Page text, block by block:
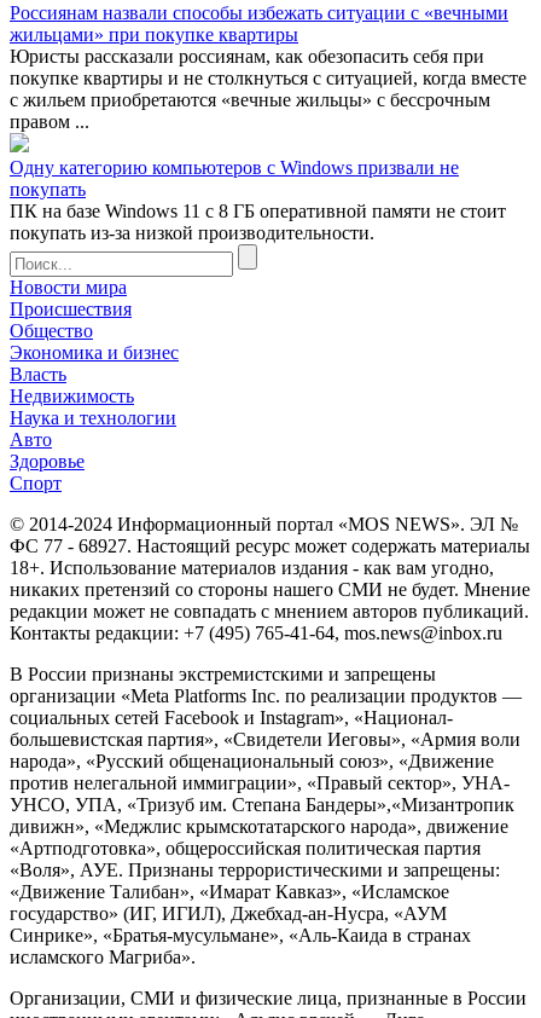
Россиянам назвали способы избежать ситуации с «вечными
жильцами» при покупке квартиры
Юристы рассказали россиянам, как обезопасить себя при
покупке квартиры и не столкнуться с ситуацией, когда вместе
с жильем приобретаются «вечные жильцы» с бессрочным
правом ...
Одну категорию компьютеров с Windows призвали не
покупать
ПК на базе Windows 11 с 8 ГБ оперативной памяти не стоит
покупать из-за низкой производительности.
Новости мира
Происшествия
Общество
Экономика и бизнес
Власть
Недвижимость
Наука и технологии
Авто
Здоровье
Спорт
© 2014-2024 Информационный портал «MOS NEWS». ЭЛ №
ФС 77 - 68927. Настоящий ресурс может содержать материалы
18+. Использование материалов издания - как вам угодно,
никаких претензий со стороны нашего СМИ не будет. Мнение
редакции может не совпадать с мнением авторов публикаций.
Контакты редакции: +7 (495) 765-41-64, mos.news@inbox.ru
В России признаны экстремистскими и запрещены
организации «Meta Platforms Inc. по реализации продуктов —
социальных сетей Facebook и Instagram», «Национал-
большевистская партия», «Свидетели Иеговы», «Армия воли
народа», «Русский общенациональный союз», «Движение
против нелегальной иммиграции», «Правый сектор», УНА-
УНСО, УПА, «Тризуб им. Степана Бандеры»,«Мизантропик
дивижн», «Меджлис крымскотатарского народа», движение
«Артподготовка», общероссийская политическая партия
«Воля», АУЕ. Признаны террористическими и запрещены:
«Движение Талибан», «Имарат Кавказ», «Исламское
государство» (ИГ, ИГИЛ), Джебхад-ан-Нусра, «АУМ
Синрике», «Братья-мусульмане», «Аль-Каида в странах
исламского Магриба».
Организации, СМИ и физические лица, признанные в России